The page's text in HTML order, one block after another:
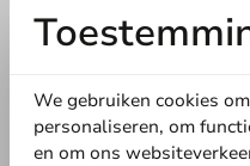
We gebruiken cookies
personaliseren, om
en om ons